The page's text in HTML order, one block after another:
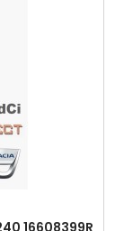
16608399R